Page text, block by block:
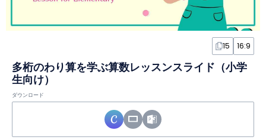
15 16:9
多桁のわり算を学ぶ算数レッスンスライド（小学
生向け）
ダウンロード